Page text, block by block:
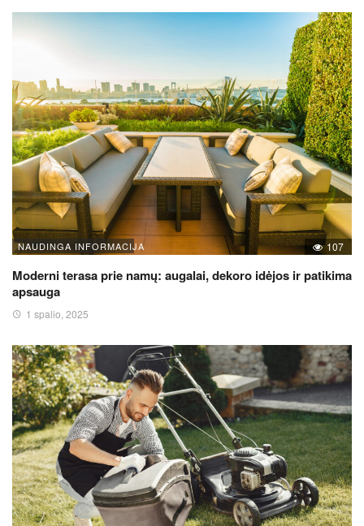
NAUDINGA INFORMACIJA 107
Moderni terasa prie namų: augalai, dekoro idėjos ir patikima
apsauga
1 spalio, 2025